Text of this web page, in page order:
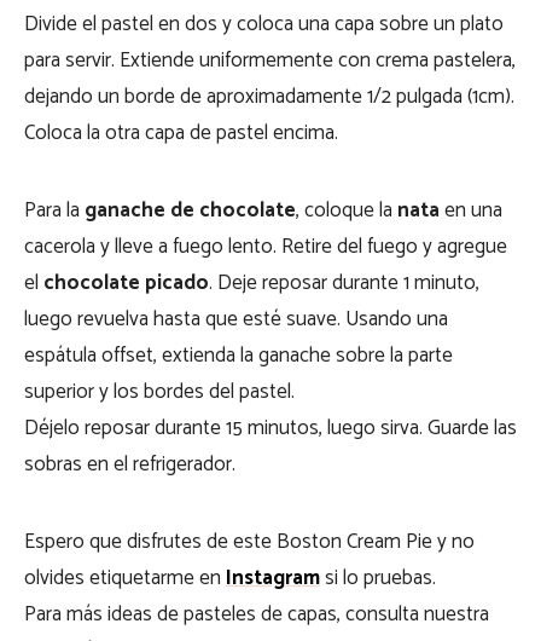
Divide el pastel en dos y coloca una capa sobre un plato
para servir. Extiende uniformemente con crema pastelera,
dejando un borde de aproximadamente 1/2 pulgada (1cm).
Coloca la otra capa de pastel encima.
Para la ganache de chocolate, coloque la nataen una
cacerola y lleve a fuego lento. Retire del fuego y agregue
el chocolate picado. Deje reposar durante 1 minuto,
luego revuelva hasta que esté suave. Usando una
espátula offset, extienda la ganache sobre la parte
superior y los bordes del pastel.
Déjelo reposar durante 15 minutos, luego sirva. Guarde las
sobras en el refrigerador.
Espero que disfrutes de este Boston Cream Pie y no
olvides etiquetarme enInstagramsi lo pruebas.
Para más ideas de pasteles de capas, consulta nuestra